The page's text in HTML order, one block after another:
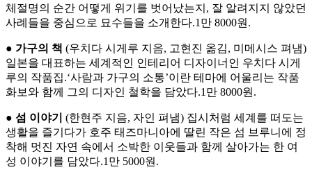
체절명의 순간 어떻게 위기를 벗어났는지, 잘 알려지지 않았던
사례들을 중심으로 묘수들을 소개한다.1만 8000원.
● 가구의 책 (우치다 시게루 지음, 고현진 옮김, 미메시스 펴냄)
일본을 대표하는 세계적인 인테리어 디자이너인 우치다 시게
루의 작품집.‘사람과 가구의 소통’이란 테마에 어울리는 작품
화보와 함께 그의 디자인 철학을 담았다.1만 8000원.
● 섬 이야기 (한현주 지음, 자인 펴냄) 집시처럼 세계를 떠도는
생활을 즐기다가 호주 태즈마니아에 딸린 작은 섬 브루니에 정
착해 멋진 자연 속에서 소박한 이웃들과 함께 살아가는 한 여
성 이야기를 담았다.1만 5000원.